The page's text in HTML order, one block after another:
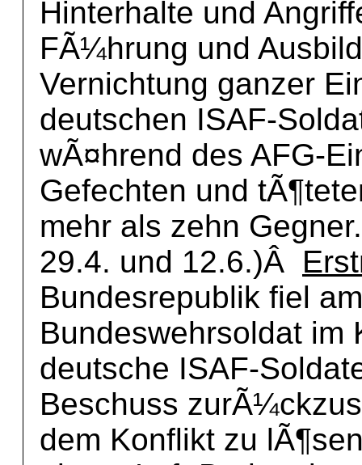
Hinterhalte und
FÃ¼hrung und
Vernichtung ganzer
deutschen ISAF-
wÃ¤hrend des AFG-
Gefechten und
mehr als zehn
29.4. und 12.6.)Â
Bundesrepublik fiel
Bundeswehrsoldat
deutsche ISAF-
Beschuss
dem Konflikt zu